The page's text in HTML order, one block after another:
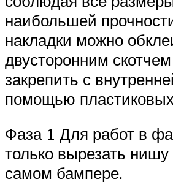
наибольшей
накладки можно
двусторонним
закрепить с
помощью
Фаза 1 Для работ в
только вырезать
самом бампере.